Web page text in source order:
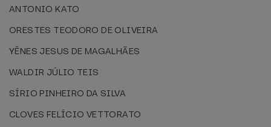
ANTONIO KATO
ORESTES TEODORO DE OLIVEIRA
YÊNES JESUS DE MAGALHÃES
WALDIR JÚLIO TEIS
SÍRIO PINHEIRO DA SILVA
CLOVES FELÍCIO VETTORATO